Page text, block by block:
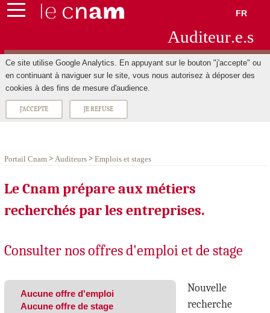
FR
Auditeur.e.s
Ce site utilise Google Analytics. En appuyant sur le bouton "j'accepte" ou
en continuant à naviguer sur le site, vous nous autorisez à déposer des
cookies à des fins de mesure d'audience.
J'ACCEPTE JE REFUSE
Portail Cnam > Auditeurs> Emplois et stages
Le Cnam prépare aux métiers
recherchés par les entreprises.
Consulter nos offres d'emploi et de stage
Nouvelle
recherche
Aucune offre d'emploi
Aucune offre de stage